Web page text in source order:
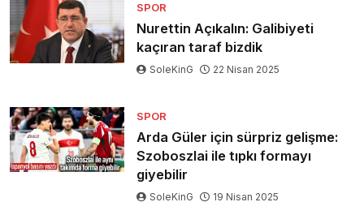
SPOR
Nurettin Açıkalın: Galibiyeti
kaçıran taraf bizdik
SoleKinG 22 Nisan 2025
SPOR
Arda Güler için sürpriz gelişme:
Szoboszlai ile tıpkı formayı
giyebilir
SoleKinG 19 Nisan 2025